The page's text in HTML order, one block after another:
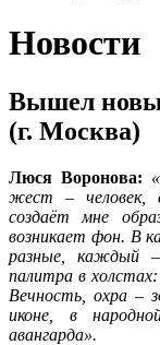
Новости
Вышел
(г. Москва)
Люся Воронова:
жест – человек,
создаёт мне
возникает фон. В
разные, каждый
палитра в
Вечность, охра –
иконе, в
авангарда».